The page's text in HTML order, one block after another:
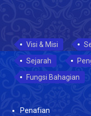
Visi & Misi
Sejarah
Fungsi Bahagian
Penafian